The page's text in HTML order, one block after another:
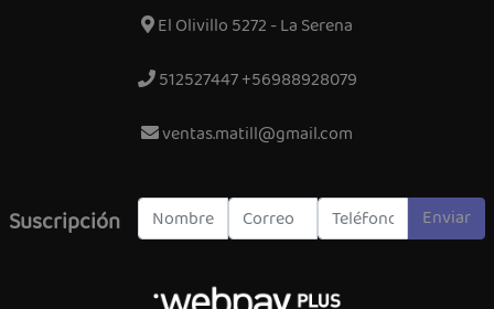
El Olivillo 5272 - La Serena
512527447 +56988928079
ventas.matill@gmail.com
Suscripción Enviar